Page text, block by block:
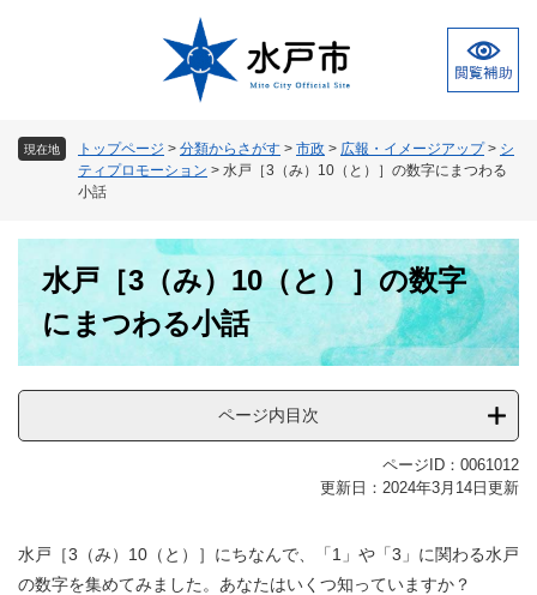
現在地 トップページ > 分類からさがす > 市政 > 広報・イメージアップ > シ
ティプロモーション > 水戸［3（み）10（と）］の数字にまつわる
小話
水戸［3（み）10（と）］の数字
にまつわる小話
ページ内目次
ページID：0061012
更新日：2024年3月14日更新
水戸［3（み）10（と）］にちなんで、「1」や「3」に関わる水戸
の数字を集めてみました。あなたはいくつ知っていますか？